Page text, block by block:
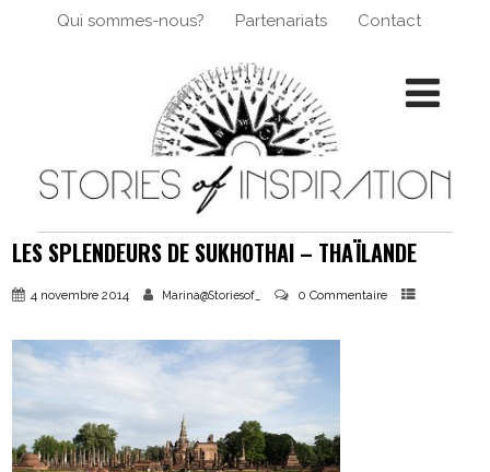
Qui sommes-nous? Partenariats Contact
LES SPLENDEURS DE SUKHOTHAI – THAÏLANDE
4 novembre 2014 Marina@Storiesof_ 0 Commentaire